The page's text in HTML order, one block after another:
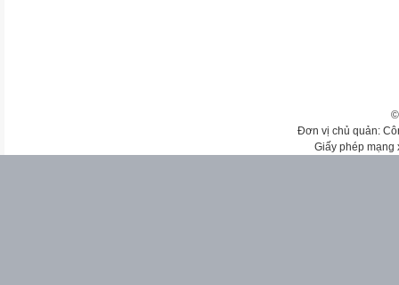
Đơn vị chủ quản:
Giấy phép mạng